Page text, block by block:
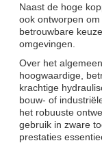
Naast de hoge
ook ontworpen
betrouwbare
omgevingen.
Over het
hoogwaardige,
krachtige
bouw- of
het robuuste
gebruik in zware
prestaties